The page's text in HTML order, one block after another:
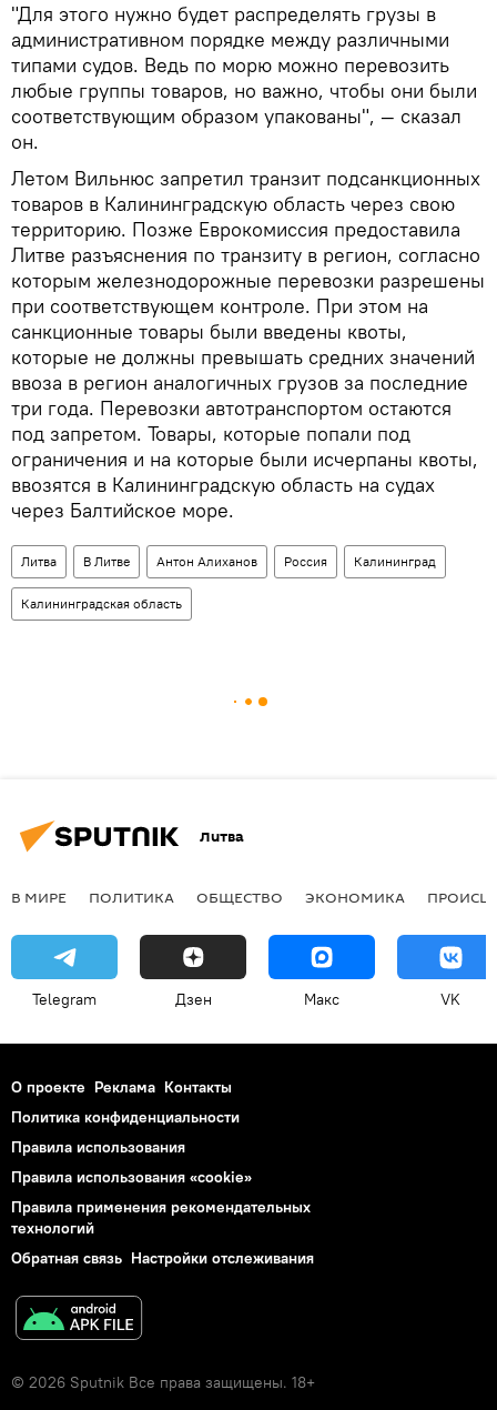
"Для этого нужно будет распределять грузы в
административном порядке между различными
типами судов. Ведь по морю можно перевозить
любые группы товаров, но важно, чтобы они были
соответствующим образом упакованы", — сказал
он.
Летом Вильнюс запретил транзит подсанкционных
товаров в Калининградскую область через свою
территорию. Позже Еврокомиссия предоставила
Литве разъяснения по транзиту в регион, согласно
которым железнодорожные перевозки разрешены
при соответствующем контроле. При этом на
санкционные товары были введены квоты,
которые не должны превышать средних значений
ввоза в регион аналогичных грузов за последние
три года. Перевозки автотранспортом остаются
под запретом. Товары, которые попали под
ограничения и на которые были исчерпаны квоты,
ввозятся в Калининградскую область на судах
через Балтийское море.
Литва В Литве Антон Алиханов Россия Калининград
Калининградская область
Литва
В МИРЕ ПОЛИТИКА ОБЩЕСТВО ЭКОНОМИКА
Telegram Дзен Макс VK
О проекте Реклама Контакты
Политика конфиденциальности
Правила использования
Правила использования «cookie»
Правила применения рекомендательных
технологий
Обратная связь Настройки отслеживания
© 2026 Sputnik Все права защищены. 18+